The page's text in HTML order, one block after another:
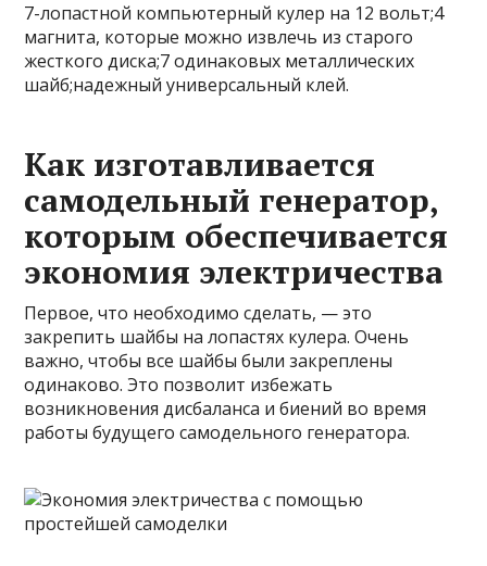
7-лопастной компьютерный кулер на 12 вольт;4
магнита, которые можно извлечь из старого
жесткого диска;7 одинаковых металлических
шайб;надежный универсальный клей.
Как изготавливается
самодельный генератор,
которым обеспечивается
экономия электричества
Первое, что необходимо сделать, — это
закрепить шайбы на лопастях кулера. Очень
важно, чтобы все шайбы были закреплены
одинаково. Это позволит избежать
возникновения дисбаланса и биений во время
работы будущего самодельного генератора.